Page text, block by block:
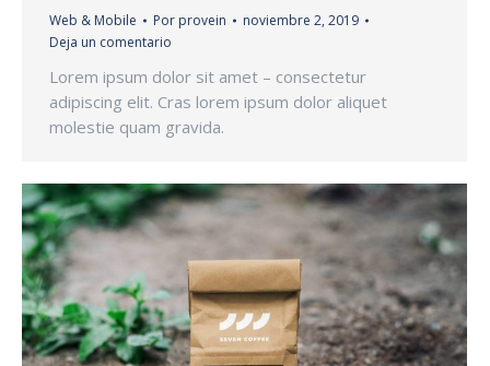
Web & Mobile Por provein
noviembre 2, 2019
Deja un comentario
Lorem ipsum dolor sit amet – consectetur
adipiscing elit. Cras lorem ipsum dolor aliquet
molestie quam gravida.